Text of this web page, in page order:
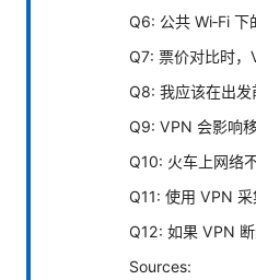
Q6: 公共 Wi‑Fi 下
Q7: 票价对比时，
Q8: 我应该在出发
Q9: VPN 会影响
Q10: 火车上网络
Q11: 使用 VPN 采
Q12: 如果 VPN 断
Sources: